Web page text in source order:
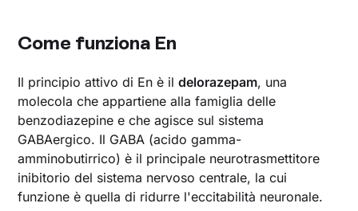
Come funziona En
Il principio attivo di En è ildelorazepam, una
molecola che appartiene alla famiglia delle
benzodiazepine e che agisce sul sistema
GABAergico. Il GABA (acido gamma-
amminobutirrico) è il principale neurotrasmettitore
inibitorio del sistema nervoso centrale, la cui
funzione è quella di ridurre l'eccitabilità neuronale.